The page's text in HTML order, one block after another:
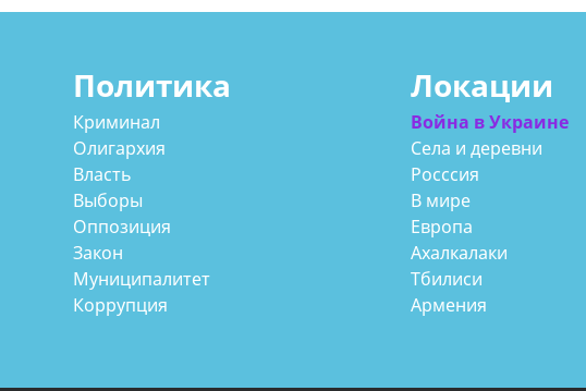
Политика
Криминал
Олигархия
Власть
Выборы
Оппозиция
Закон
Муниципалитет
Коррупция
Локации
Война в Украине
Села и деревни
Росссия
В мире
Европа
Ахалкалаки
Тбилиси
Армения